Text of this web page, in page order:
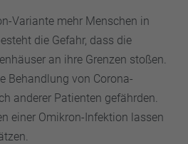
Variante mehr Menschen in
die Gefahr, dass die
an ihre Grenzen stoßen.
Behandlung von Corona-
anderer Patienten gefährden.
einer Omikron-Infektion lassen